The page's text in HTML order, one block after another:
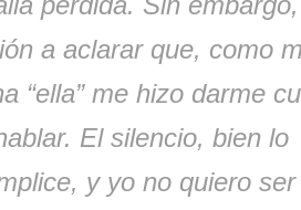
a aclararque, como
“ella” me hizo darme
El silencio, bien lo
y yo no quiero ser